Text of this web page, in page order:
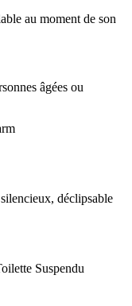
au moment de son
âgées ou
déclipsable
Suspendu